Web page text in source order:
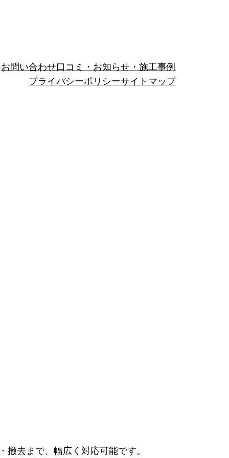
お問い合わせ口コミ・お知らせ・施工事例
プライバシーポリシーサイトマップ
去まで、幅広く対応可能です。